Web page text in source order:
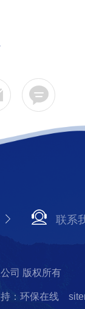
联系
司 版权所有
：环保在线